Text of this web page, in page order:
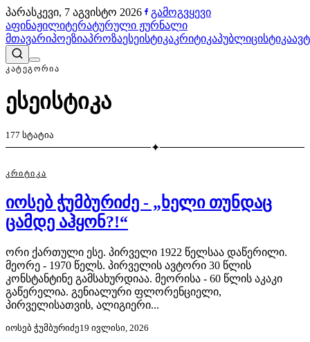
პარასკევი, 7 აგვისტო 2026
გამოგვყევი
აფინაჟილიტერატურული ჟურნალი
მთავარიპოეზიაპროზაესეისტიკაკრიტიკაპუბლიცისტიკა
ᲙᲐᲢᲔᲒᲝᲠᲘᲐ
ესეისტიკა
177 სტატია
✦
ᲙᲠᲘᲢᲘᲙᲐ
იოსებ ჭუმბურიძე - „ხელი თუნდაც
ცამდე აჰყონ?!“
ორი ქართული ესე. პირველი 1922 წელსაა დაწერილი.
მეორე - 1970 წელს. პირველის ავტორი 30 წლის
კონსტანტინე გამსახურდიაა. მეორისა - 60 წლის აკაკი
გაწერელია. გენიალური ფლორენციელი,
პირველისათვის, ალიგიერი...
იოსებ ჭუმბურიძე19 ივლისი, 2026